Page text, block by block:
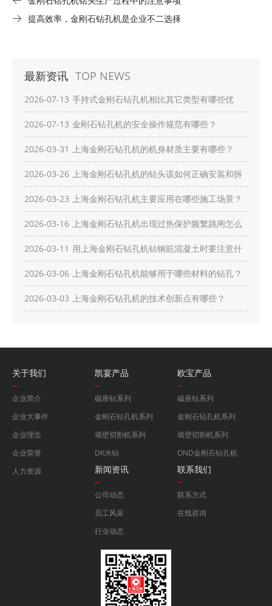
提高效率，金刚石钻孔机是企业不二选择
最新资讯 TOP NEWS
2026-07-13 手持式金刚石钻孔机相比其它类型有哪些优
势？
2026-07-13 金刚石钻孔机的安全操作规范有哪些？
2026-03-31 上海金刚石钻孔机的机身材质主要有哪些？
2026-03-26 上海金刚石钻孔机的钻头该如何正确安装和拆
卸？
2026-03-23 上海金刚石钻孔机主要应用在哪些施工场景？
2026-03-16 上海金刚石钻孔机出现过热保护频繁跳闸怎么
办？
2026-03-11 用上海金刚石钻孔机钻钢筋混凝土时要注意什
么？
2026-03-06 上海金刚石钻孔机能够用于哪些材料的钻孔？
2026-03-03 上海金刚石钻孔机的技术创新点有哪些？
关于我们
企业简介
企业大事件
企业理念
企业荣誉
人力资源
凯宴产品
磁座钻系列
金刚石钻孔机系列
墙壁切割机系列
DK水钻
欧宝产品
磁座钻系列
金刚石钻孔机系列
墙壁切割机系列
OND金刚石钻孔机
新闻资讯
公司动态
员工风采
行业动态
联系我们
联系方式
在线咨询